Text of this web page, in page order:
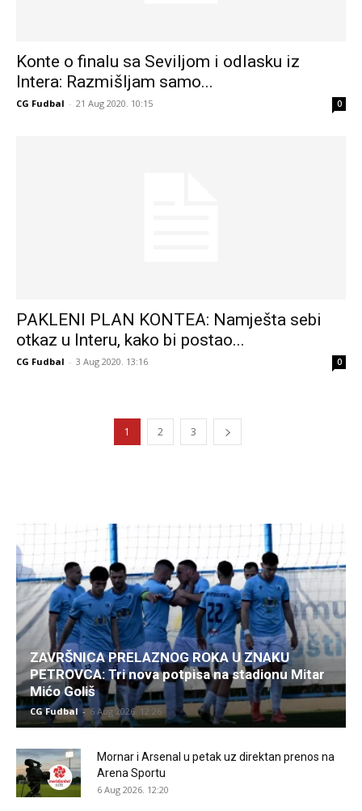
Konte o finalu sa Seviljom i odlasku iz
Intera: Razmišljam samo...
CG Fudbal - 21 Aug 2020. 10:15 0
PAKLENI PLAN KONTEA: Namješta sebi
otkaz u Interu, kako bi postao...
CG Fudbal - 3 Aug 2020. 13:16 0
1 2 3
ZAVRŠNICA PRELAZNOG ROKA U ZNAKU
PETROVCA: Tri nova potpisa na stadionu Mitar
Mićo Goliš
CG Fudbal - 6 Aug 2026. 12:26
Mornar i Arsenal u petak uz direktan prenos na
Arena Sportu
6 Aug 2026. 12:20